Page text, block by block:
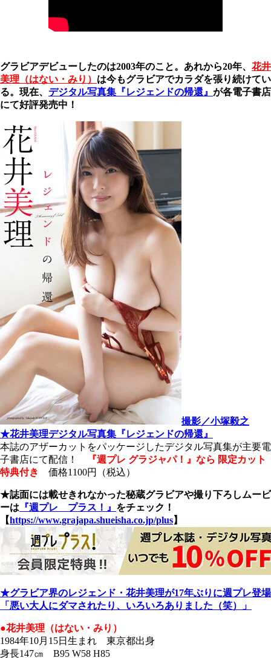
グラビアデビューしたのは2003年のこと。あれから20年、 花井
美理（はない・みり） は今もグラビアでカラダを張り続けてい
る。現在、 デジタル写真集『レジェンドの帰還』 が各電子書店
にて好評発売中！
撮影／小塚毅之
★花井美理デジタル写真集『レジェンドの帰還』
本誌のアザーカットをパッケージしたデジタル写真集が主要電
子書店にて配信！
『週プレ グラジャパ！』なら 限定カット
特典付き
価格1100円（税込）
★誌面には載せきれなかった秘蔵グラビアや撮り下ろしムービ
ーは 『週プレ プラス！』 をチェック！
【https://www.grajapa.shueisha.co.jp/plus】
★グラビア界のレジェンド・花井美理が17年ぶりに週プレ登場
「悪い大人にダマされたり、いろいろありました（笑）」
●花井美理（はない・みり）
1984年10月15日生まれ 東京都出身
身長147㎝ B95 W58 H85